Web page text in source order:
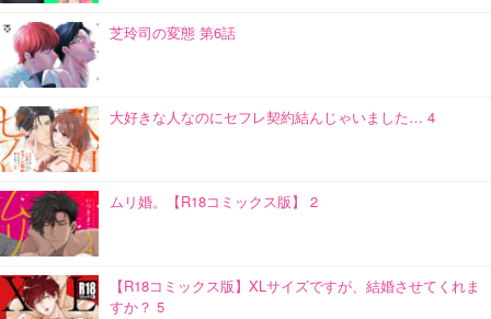
芝玲司の変態 第6話
大好きな人なのにセフレ契約結んじゃいました… 4
ムリ婚。【R18コミックス版】 2
【R18コミックス版】XLサイズですが、結婚させてくれま
すか？ 5